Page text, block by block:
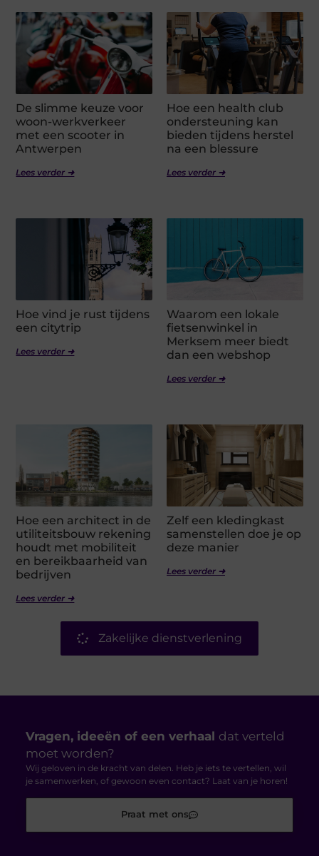
De slimme keuze voor
woon-werkverkeer
met een scooter in
Antwerpen
Lees verder ➜
Hoe een health club
ondersteuning kan
bieden tijdens herstel
na een blessure
Lees verder ➜
Hoe vind je rust tijdens
een citytrip
Lees verder ➜
Waarom een lokale
fietsenwinkel in
Merksem meer biedt
dan een webshop
Lees verder ➜
Hoe een architect in de
utiliteitsbouw rekening
houdt met mobiliteit
en bereikbaarheid van
bedrijven
Lees verder ➜
Zelf een kledingkast
samenstellen doe je op
deze manier
Lees verder ➜
Zakelijke dienstverlening
Vragen, ideeën of een verhaal dat verteld
moet worden?
Wij geloven in de kracht van delen. Heb je iets te vertellen, wil
je samenwerken, of gewoon even contact? Laat van je horen!
Praat met ons